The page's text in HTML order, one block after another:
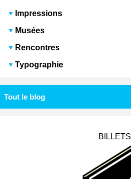
Impressions
Musées
Rencontres
Typographie
Tout le blog
BILLETS